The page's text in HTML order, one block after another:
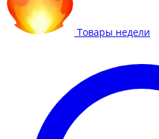
Товары недели